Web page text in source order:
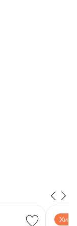
Хит!